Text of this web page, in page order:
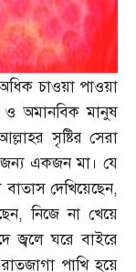
চাওয়া পাওয়া
ও অমানবিক মানুষ
সৃষ্টির সেরা
জন্য একজন মা। যে
দেখিয়েছেন,
,নিজে না খেয়ে
জ্বলে ঘরে বাইরে
পাখি হয়ে